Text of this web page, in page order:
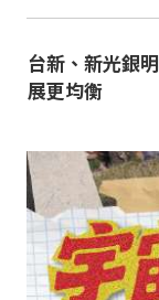
台新、新光銀
展更均衡